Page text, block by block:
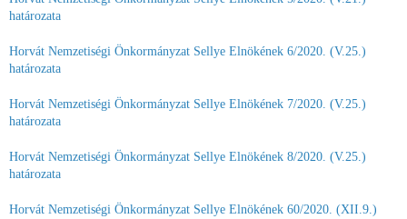
határozata
Horvát Nemzetiségi Önkormányzat Sellye Elnökének 6/2020. (V.25.)
határozata
Horvát Nemzetiségi Önkormányzat Sellye Elnökének 7/2020. (V.25.)
határozata
Horvát Nemzetiségi Önkormányzat Sellye Elnökének 8/2020. (V.25.)
határozata
Horvát Nemzetiségi Önkormányzat Sellye Elnökének 60/2020. (XII.9.)